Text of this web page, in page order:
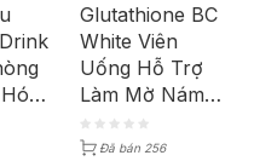
Glutathione BC
White Viên
Uống Hỗ Trợ
Làm Mờ Nám
Sạm (Hộp 30
viên)Đã bán 256